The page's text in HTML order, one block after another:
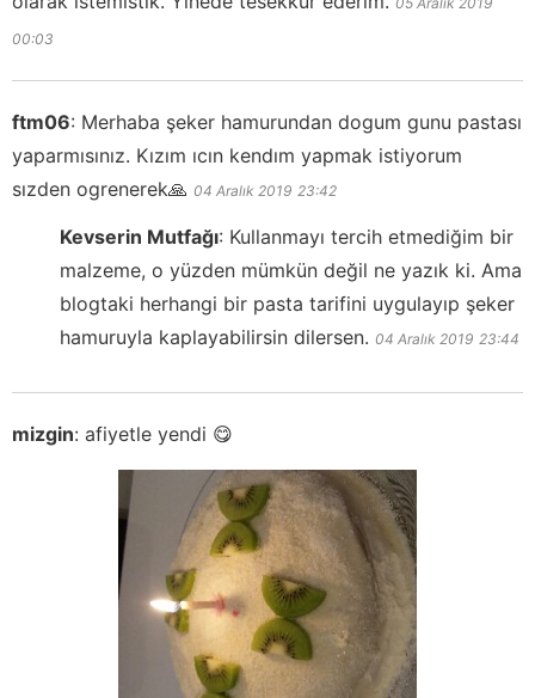
00:03
ftm06: Merhaba şeker hamurundan dogum gunu pastası
yaparmısınız. Kızım ıcın kendım yapmak istiyorum
sızden ogrenerek🙏 04 Aralık 2019 23:42
Kevserin Mutfağı: Kullanmayı tercih etmediğim bir
malzeme, o yüzden mümkün değil ne yazık ki. Ama
blogtaki herhangi bir pasta tarifini uygulayıp şeker
hamuruyla kaplayabilirsin dilersen. 04 Aralık 2019 23:44
mizgin: afiyetle yendi 😋